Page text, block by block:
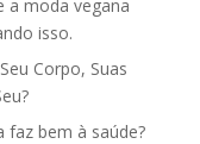
moda vegana
isso.
Corpo, Suas
faz bem à saúde?